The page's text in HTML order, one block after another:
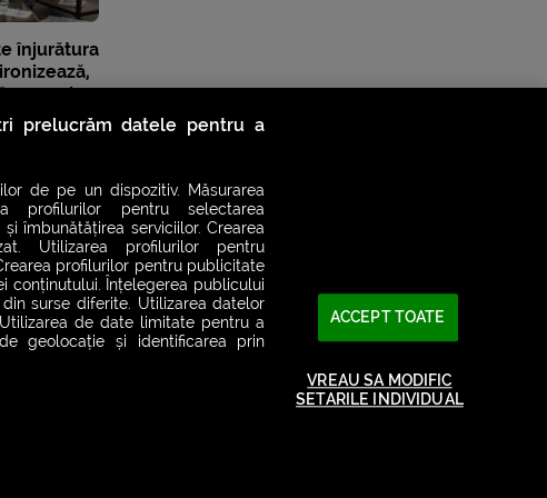
înjurătura
expresia
prelucrăm datele pentru a
de pe un dispozitiv. Măsurarea
profilurilor pentru selectarea
îmbunătățirea serviciilor. Crearea
Utilizarea profilurilor pentru
profilurilor pentru publicitate
conținutului. Înțelegerea publicului
surse diferite. Utilizarea datelor
de date limitate pentru a
geolocație și identificarea prin
ACCEPT TOATE
VREAU SA MODIFIC
SETARILE INDIVIDUAL